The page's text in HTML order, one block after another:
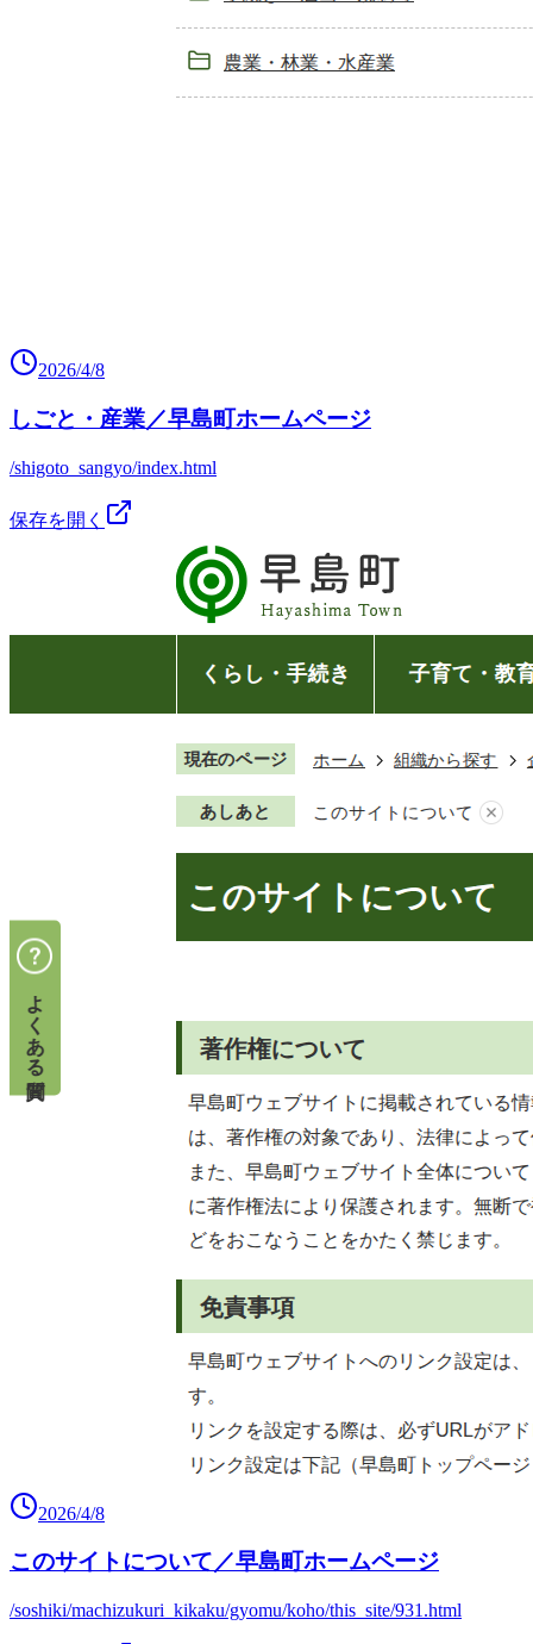
2026/4/8
しごと・産業／早島町ホームページ
/shigoto_sangyo/index.html
保存を開く
2026/4/8
このサイトについて／早島町ホームページ
/soshiki/machizukuri_kikaku/gyomu/koho/this_site/931.html